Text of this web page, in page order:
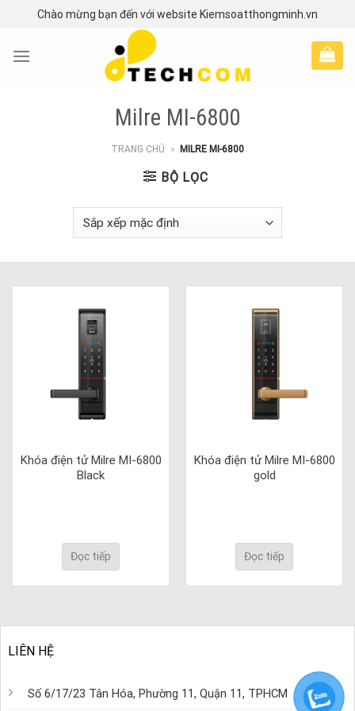
content
Chào mừng bạn đến với website Kiemsoatthongminh.vn
Milre MI-6800
TRANG CHỦ » MILRE MI-6800
BỘ LỌC
Khóa điện tử Milre MI-6800
Black
Đọc tiếp
Khóa điện tử Milre MI-6800
gold
Đọc tiếp
LIÊN HỆ
Số 6/17/23 Tân Hóa, Phường 11, Quận 11, TPHCM